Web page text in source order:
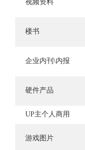
视频资料
楼书
企业内刊\内报
硬件产品
UP主个人商用
游戏图片